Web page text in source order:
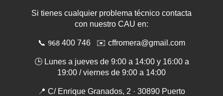
Si tienes cualquier problema técnico contacta
con nuestro CAU en:
📞 968 400 746 ✉️ cffromera@gmail.com
🕒 Lunes a jueves de 9:00 a 14:00 y 16:00 a
19:00 / viernes de 9:00 a 14:00
📍 C/ Enrique Granados, 2 · 30890 Puerto